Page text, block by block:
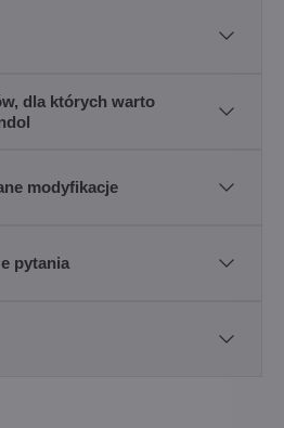
dla których warto
modyfikacje
pytania